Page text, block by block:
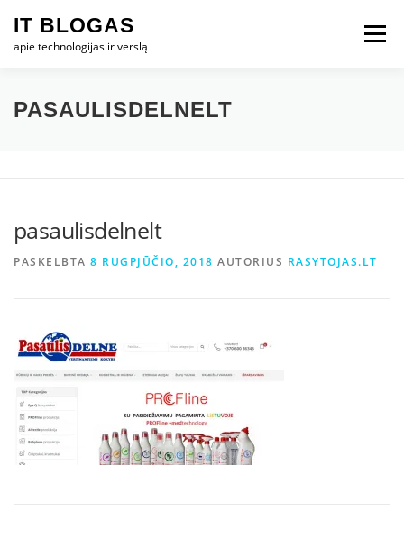
turinio
IT BLOGAS
apie technologijas ir verslą
Meniu
PRADŽIA IT VERSLAS KOMPIUTERIAI
PASAULISDELNELT
pasaulisdelnelt
PASKELBTA 8 RUGPJŪČIO, 2018 AUTORIUS RASYTOJAS.LT